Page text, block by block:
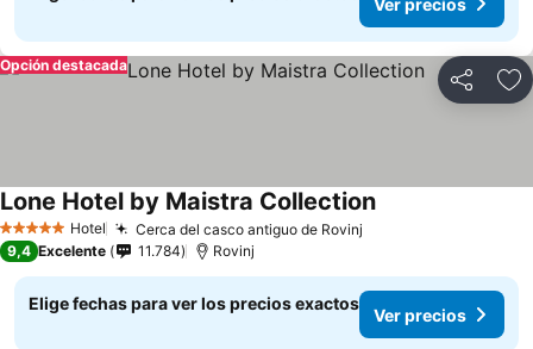
Compartir
Opción destacada
5 Estrellas Hotel Cerca del casco antiguo de Rovinj
Lone Hotel by Maistra Collection
9,4 Excelente 11.784 Rovinj
Elige fechas para ver los precios exactos
Ver precios